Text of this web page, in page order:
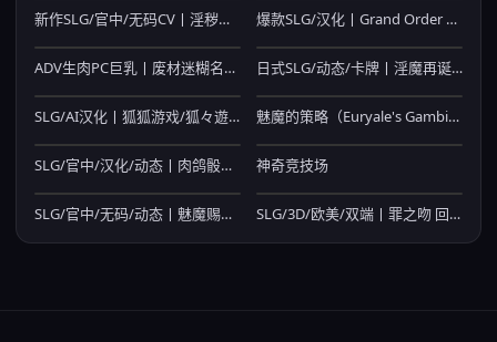
新作SLG/官中/无码CV丨淫秽卷轴 Smutty Scrolls 官方中文步兵版【20260330】 爆款SLG/汉化丨Grand Order 麻雀 合体版 Ver2.09 精翻汉化版【20260530】
ADV生肉PC巨乳丨废材迷糊名侦探！？基德 ぽんコン迷探偵！カイト v1.6 【20260626】 日式SLG/动态/卡牌丨淫魔再诞 淫魔再誕 SuccubusReborn v20260225a 机翻版 支元版 【20260305】
SLG/AI汉化丨狐狐游戏/狐々遊戯 1.0【20260506】 魅魔的策略（Euryale's Gambit）v1.03完全版【PC0818】
SLG/官中/汉化/动态丨肉鸽骰子/RogueDiceR v0.8.008 【20260524】 神奇竞技场
SLG/官中/无码/动态丨魅魔赐福/Succubless v10.05.26 【20260612】 SLG/3D/欧美/双端丨罪之吻 回溯之焰 Kiss of Sin Rewinding Flame V0.1 汉化版【20260428】